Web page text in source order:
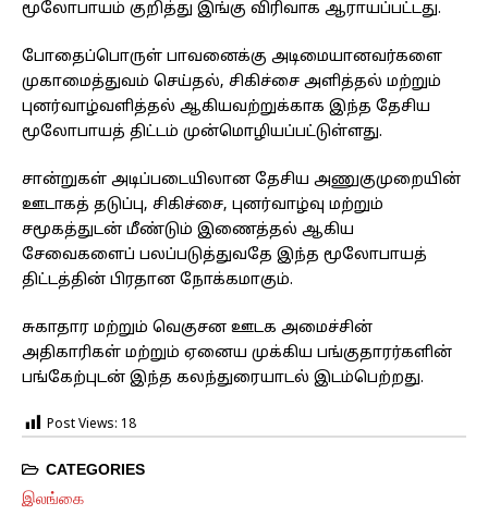
மூலோபாயம் குறித்து இங்கு விரிவாக ஆராயப்பட்டது.
போதைப்பொருள் பாவனைக்கு அடிமையானவர்களை
முகாமைத்துவம் செய்தல், சிகிச்சை அளித்தல் மற்றும்
புனர்வாழ்வளித்தல் ஆகியவற்றுக்காக இந்த தேசிய
மூலோபாயத் திட்டம் முன்மொழியப்பட்டுள்ளது.
சான்றுகள் அடிப்படையிலான தேசிய அணுகுமுறையின்
ஊடாகத் தடுப்பு, சிகிச்சை, புனர்வாழ்வு மற்றும்
சமூகத்துடன் மீண்டும் இணைத்தல் ஆகிய
சேவைகளைப் பலப்படுத்துவதே இந்த மூலோபாயத்
திட்டத்தின் பிரதான நோக்கமாகும்.
சுகாதார மற்றும் வெகுசன ஊடக அமைச்சின்
அதிகாரிகள் மற்றும் ஏனைய முக்கிய பங்குதாரர்களின்
பங்கேற்புடன் இந்த கலந்துரையாடல் இடம்பெற்றது.
Post Views: 18
CATEGORIES
இலங்கை